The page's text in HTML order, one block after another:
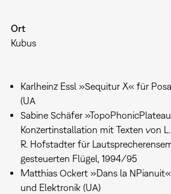
Ort
Kubus
Karlheinz Essl »Sequitur X« für
(UA
Sabine Schäfer
Konzertinstallation mit Texten von
R. Hofstadter für
gesteuerten Flügel, 1994/95
Matthias Ockert »Dans la
und Elektronik (UA)